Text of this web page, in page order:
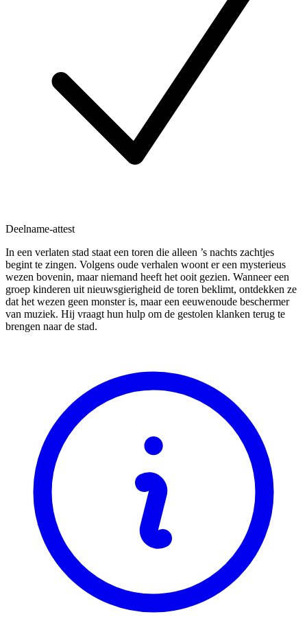
Deelname-attest
In een verlaten stad staat een toren die alleen ’s nachts zachtjes
begint te zingen. Volgens oude verhalen woont er een mysterieus
wezen bovenin, maar niemand heeft het ooit gezien. Wanneer een
groep kinderen uit nieuwsgierigheid de toren beklimt, ontdekken ze
dat het wezen geen monster is, maar een eeuwenoude beschermer
van muziek. Hij vraagt hun hulp om de gestolen klanken terug te
brengen naar de stad.